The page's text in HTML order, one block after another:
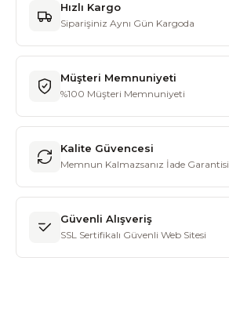
Hızlı Kargo
Siparişiniz Aynı Gün Kargoda
Müşteri Memnuniyeti
%100 Müşteri Memnuniyeti
Kalite Güvencesi
Memnun Kalmazsanız İade Garantisi
Güvenli Alışveriş
SSL Sertifikalı Güvenli Web Sitesi